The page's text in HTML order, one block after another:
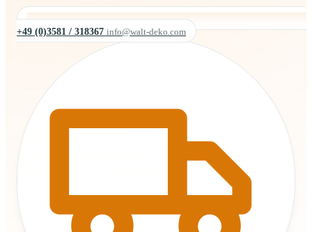
+49 (0)3581 / 318367 info@walt-deko.com